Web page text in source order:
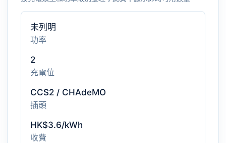
未列明
功率
2
充電位
CCS2 / CHAdeMO
插頭
HK$3.6/kWh
收費